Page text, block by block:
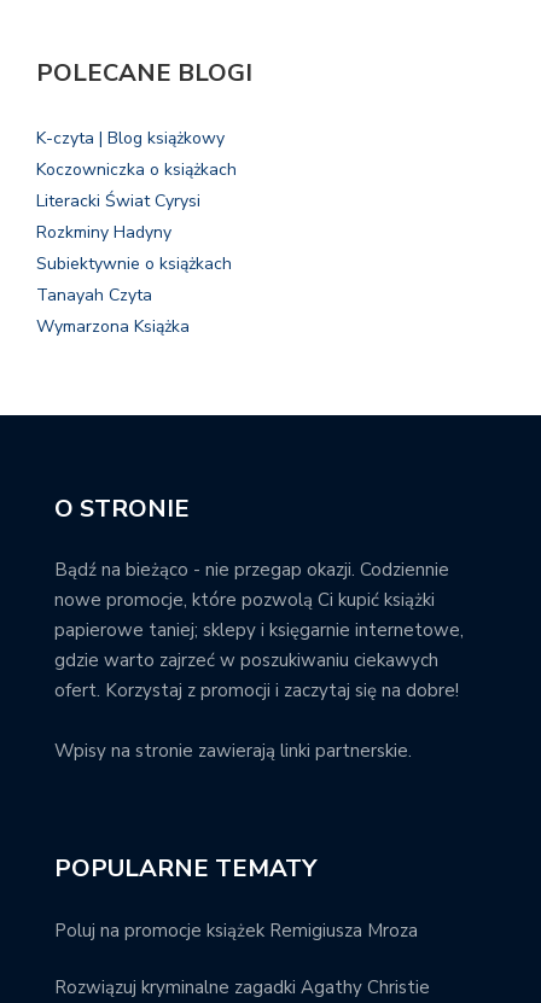
POLECANE BLOGI
K-czyta | Blog książkowy
Koczowniczka o książkach
Literacki Świat Cyrysi
Rozkminy Hadyny
Subiektywnie o książkach
Tanayah Czyta
Wymarzona Książka
O STRONIE
Bądź na bieżąco - nie przegap okazji. Codziennie
nowe promocje, które pozwolą Ci kupić książki
papierowe taniej; sklepy i księgarnie internetowe,
gdzie warto zajrzeć w poszukiwaniu ciekawych
ofert. Korzystaj z promocji i zaczytaj się na dobre!
Wpisy na stronie zawierają linki partnerskie.
POPULARNE TEMATY
Poluj na promocje książek Remigiusza Mroza
Rozwiązuj kryminalne zagadki Agathy Christie